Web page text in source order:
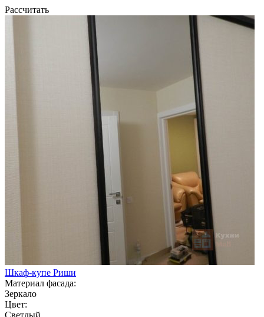
Рассчитать
Шкаф-купе Риши
Материал фасада:
Зеркало
Цвет:
Светлый